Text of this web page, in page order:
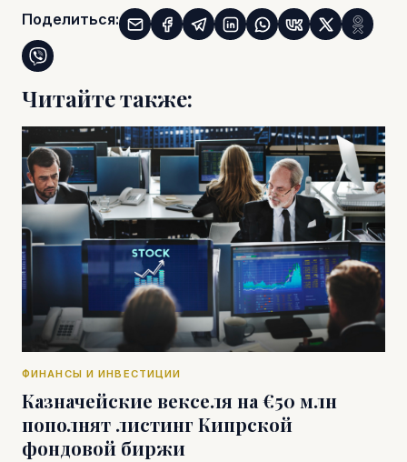
Поделиться:
Читайте также:
ФИНАНСЫ И ИНВЕСТИЦИИ
Казначейские векселя на €50 млн
пополнят листинг Кипрской
фондовой биржи